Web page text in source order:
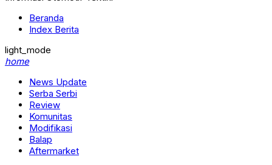
Beranda
Index Berita
light_mode
home
News Update
Serba Serbi
Review
Komunitas
Modifikasi
Balap
Aftermarket